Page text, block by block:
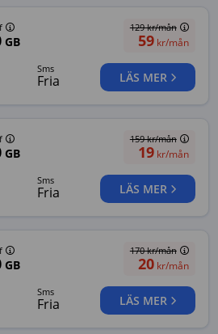
GB
sms
Fria
129kr/mån
59kr/mån
LÄS MER
GB
sms
Fria
159kr/mån
19kr/mån
LÄS MER
GB
sms
Fria
170kr/mån
20kr/mån
LÄS MER